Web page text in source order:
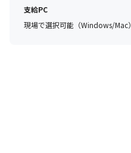
支給PC
現場で選択可能（Windows/Mac）